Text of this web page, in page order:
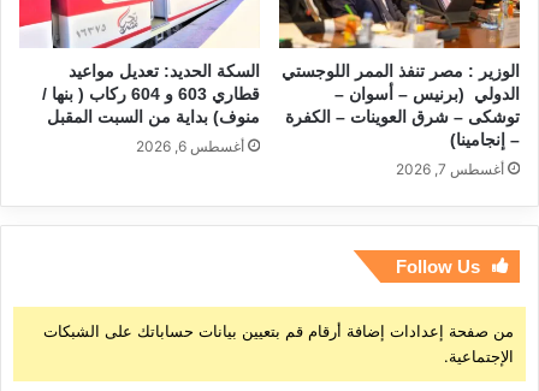
الوزير : مصر تنفذ الممر اللوجستي
الدولي (برنيس – أسوان –
توشكى – شرق العوينات – الكفرة
– إنجامينا)
أغسطس 7, 2026
السكة الحديد: تعديل مواعيد
قطاري 603 و 604 ركاب ( بنها /
منوف) بداية من السبت المقبل
أغسطس 6, 2026
Follow Us
من صفحة إعدادات إضافة أرقام قم بتعيين بيانات حساباتك على الشبكات
الإجتماعية.